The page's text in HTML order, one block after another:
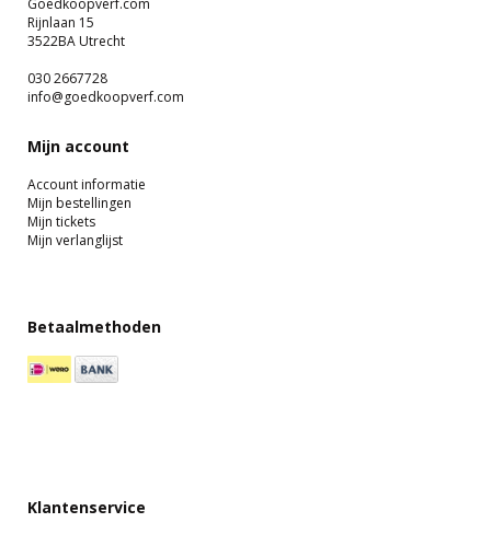
Rijnlaan 15
3522BA Utrecht
030 2667728
info@goedkoopverf.com
Mijn account
Account informatie
Mijn bestellingen
Mijn tickets
Mijn verlanglijst
Betaalmethoden
Klantenservice